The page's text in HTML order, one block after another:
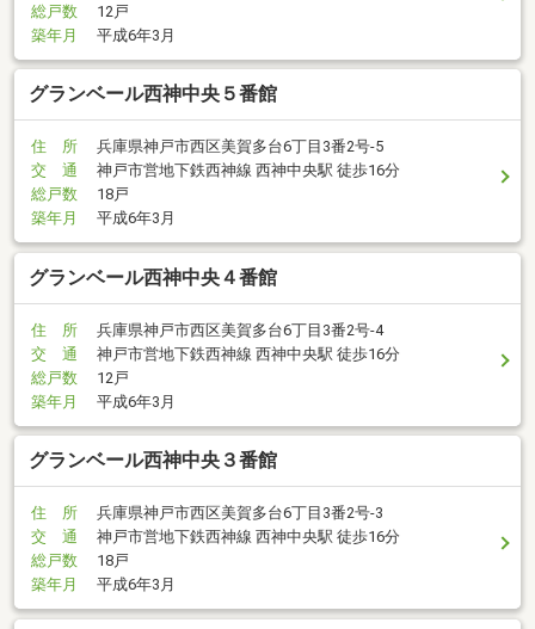
総戸数
12戸
築年月
平成6年3月
グランベール西神中央５番館
住 所
兵庫県神戸市西区美賀多台6丁目3番2号-5
交 通
神戸市営地下鉄西神線 西神中央駅 徒歩16分
総戸数
18戸
築年月
平成6年3月
グランベール西神中央４番館
住 所
兵庫県神戸市西区美賀多台6丁目3番2号-4
交 通
神戸市営地下鉄西神線 西神中央駅 徒歩16分
総戸数
12戸
築年月
平成6年3月
グランベール西神中央３番館
住 所
兵庫県神戸市西区美賀多台6丁目3番2号-3
交 通
神戸市営地下鉄西神線 西神中央駅 徒歩16分
総戸数
18戸
築年月
平成6年3月